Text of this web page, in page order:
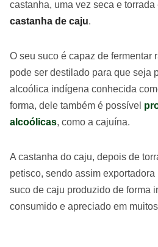
castanha, uma vez seca e
castanha de caju.
O seu suco é capaz de fermentar
pode ser destilado para que seja
alcoólica indígena conhecida
forma, dele também é possível
alcoólicas, como a cajuína.
A castanha do caju, depois de
petisco, sendo assim
suco de caju produzido de forma
consumido e apreciado em